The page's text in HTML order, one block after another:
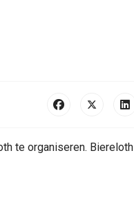
te organiseren. Biereloth